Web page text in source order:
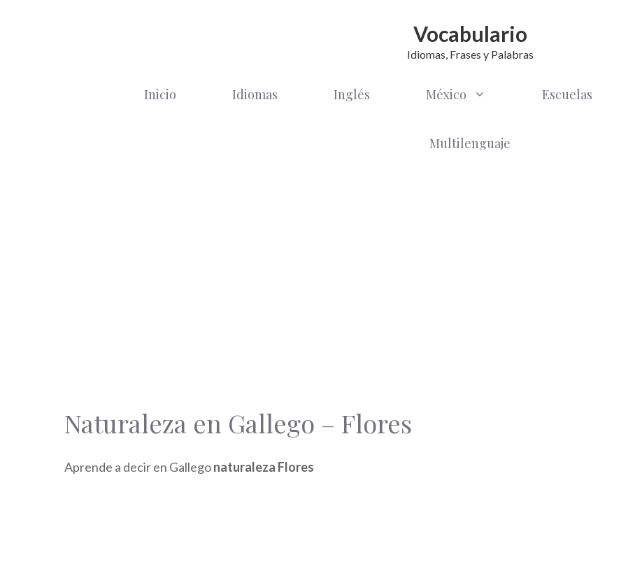
Vocabulario
Idiomas, Frases y Palabras
Inicio Idiomas Inglés México Escuelas
Multilenguaje
Naturaleza en Gallego – Flores
Aprende a decir en Gallegonaturaleza Flores